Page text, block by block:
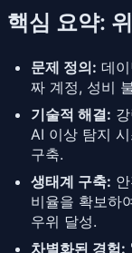
핵심 요약:
문제 정의: 데
짜 계정, 성비
기술적 해결:
AI 이상 탐지
구축.
생태계 구축:
비율을 확보하
우위 달성.
차별화된 경험: